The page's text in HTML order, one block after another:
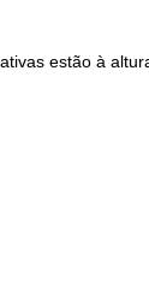
estão à